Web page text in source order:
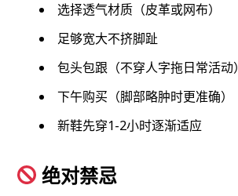
选择透气材质（皮革或网布）
足够宽大不挤脚趾
包头包跟（不穿人字拖日常活动）
下午购买（脚部略肿时更准确）
新鞋先穿1-2小时逐渐适应
绝对禁忌